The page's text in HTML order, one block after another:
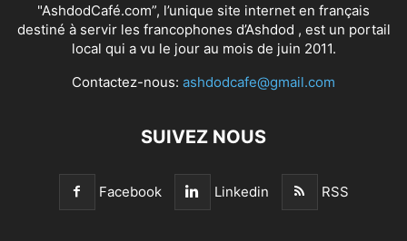
"AshdodCafé.com”, l’unique site internet en français
destiné à servir les francophones d’Ashdod , est un portail
local qui a vu le jour au mois de juin 2011.
Contactez-nous: ashdodcafe@gmail.com
SUIVEZ NOUS
Facebook Linkedin RSS